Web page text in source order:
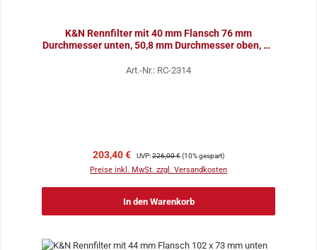
K&N Rennfilter mit 40 mm Flansch 76 mm
Durchmesser unten, 50,8 mm Durchmesser oben, 76
Art.-Nr.: RC-2314
Verkaufspreis:
203,40 € Regulärer Preis:
UVP:226,00 €(10% gespart)
Preise inkl. MwSt. zzgl. Versandkosten
In den Warenkorb